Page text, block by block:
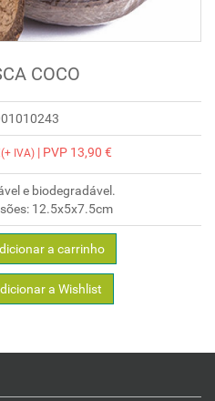
COCO
IVA) | PVP 13,90 €
e biodegradável.
12.5x5x7.5cm
a carrinho
a Wishlist